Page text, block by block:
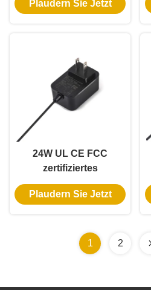
UL-Zertifizierung für
Plaudern Sie Jetzt
24W UL CE FCC
zertifiziertes
einphasiges
Wandnetzteil mit AC-
Plaudern Sie Jetzt
1 2